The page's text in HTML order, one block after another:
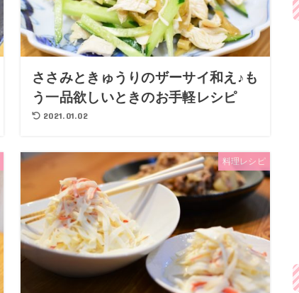
ささみときゅうりのザーサイ和え♪も
う一品欲しいときのお手軽レシピ
2021.01.02
料理レシピ